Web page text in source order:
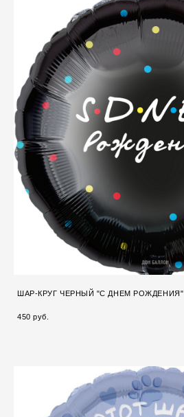
ШАР-КРУГ ЧЕРНЫЙ "С ДНЕМ РОЖДЕНИЯ"
450 pуб.